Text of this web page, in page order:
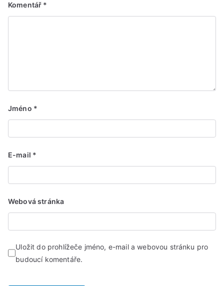
Komentář *
Jméno *
E-mail *
Webová stránka
Uložit do prohlížeče jméno, e-mail a webovou stránku pro
budoucí komentáře.